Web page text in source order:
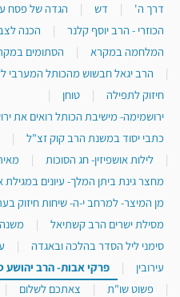
דרך ה'
| דש | הגדה של פסח
הכוזרי - הרב יוסף קלנר
| הכנה
המלחמה במקרא
|
הסתומים
|
הרב יגאל חבשוש מהכותל המערבי
חיזוק לתפילה
| טוחן
|
ירושמימה- מישיבת הכותל רואים את
כתבי יסוד במשנת הרב קוק זצ"ל
|
|
לילות אושפיזין- חג הסוכות |
מחצר גינת ביתן המלך- עיונים
מן המיצר- למרחב י-ה- שיחות חיזוק
מסילת ישרים הרב קשתיאל
| משנה
סימני ליל הסדר בהלכה ובאגדה
|
עירובין
| פרקי אבות- הרב יהושע
|
פשוט שו"ת | צאתכם לשלום |